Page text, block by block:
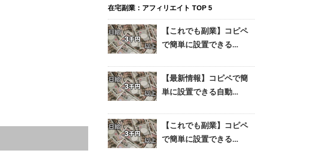
在宅副業：アフィリエイト TOP 5
【これでも副業】コピペ
で簡単に設置できる...
【最新情報】コピペで簡
単に設置できる自動...
【これでも副業】コピペ
で簡単に設置できる...